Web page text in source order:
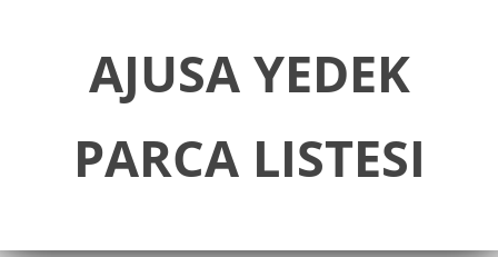
AJUSA YEDEK
PARCA LISTESI